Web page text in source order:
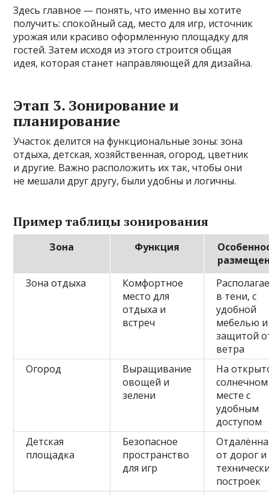
Здесь главное — понять, что именно вы хотите
получить: спокойный сад, место для игр, источник
урожая или красиво оформленную площадку для
гостей. Затем исходя из этого строится общая
идея, которая станет направляющей для дизайна.
Этап 3. Зонирование и
планирование
Участок делится на функциональные зоны: зона
отдыха, детская, хозяйственная, огород, цветник
и другие. Важно расположить их так, чтобы они
не мешали друг другу, были удобны и логичны.
Пример таблицы зонирования
Зона Функция
Зона отдыха
Комфортное
место для
отдыха и
встреч
в тени, с
удобной
мебелью и
защитой
ветра
Огород
Выращивание
овощей и
зелени
На
солнечном
месте с
удобным
доступом
Детская
площадка
Безопасное
пространство
для игр
от дорог и
построек